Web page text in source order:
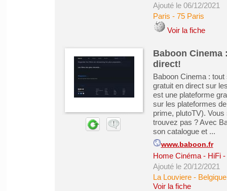
Ajouté le 06/12/2021
Paris - 75 Paris
Voir la fiche
Baboon Cinema
direct!
Baboon Cinema :
gratuit en direct sur
est une plateforme
sur les plateformes
prime, plutoTV).
trouvez pas ? Avec
son catalogue et ...
www.baboon.fr
Home Cinéma - HiFi
Ajouté le 20/12/2021
La Louviere - Belgique
Voir la fiche